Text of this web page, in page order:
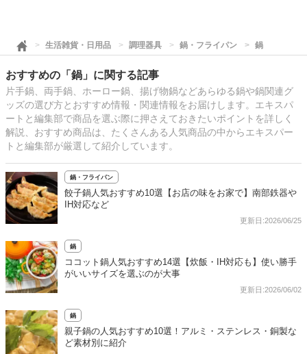
生活雑貨・日用品 調理器具 鍋・フライパン 鍋
おすすめの「鍋」に関する記事
片手鍋、両手鍋、ホーロー鍋、揚げ物鍋などあらゆる鍋や鍋関連グ
ッズの選び方とおすすめ情報・関連情報をお届けします。エキスパ
ートと編集部で商品を選ぶ際に押さえておきたいポイントを詳しく
解説、おすすめ商品は、たくさんある人気商品の中からエキスパー
トと編集部が厳選して紹介しています。
鍋・フライパン
餃子鍋人気おすすめ10選【お店の味をお家で】南部鉄器や
IH対応など
更新日:2026/06/25
鍋
ココット鍋人気おすすめ14選【炊飯・IH対応も】使い勝手
がいいサイズを選ぶのが大事
更新日:2026/06/02
鍋
親子鍋の人気おすすめ10選！アルミ・ステンレス・銅製な
ど素材別に紹介